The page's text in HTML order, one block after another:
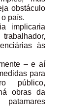
obstáculo
país.
implicaria
às
– e aí
para
público,
obras da